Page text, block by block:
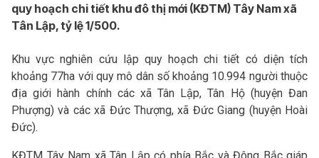
quy hoạch chi tiết khu đô thị mới (KĐTM) Tây Nam xã
Tân Lập, tỷ lệ 1/500.
Khu vực nghiên cứu lập quy hoạch chi tiết có diện tích
khoảng 77ha với quy mô dân số khoảng 10.994 người thuộc
địa giới hành chính các xã Tân Lập, Tân Hộ (huyện Đan
Phượng) và các xã Đức Thượng, xã Đức Giang (huyện Hoài
Đức).